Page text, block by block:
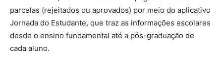
parcelas (rejeitados ou aprovados) por meio do aplicativo
Jornada do Estudante, que traz as informações escolares
desde o ensino fundamental até a pós-graduação de
cada aluno.